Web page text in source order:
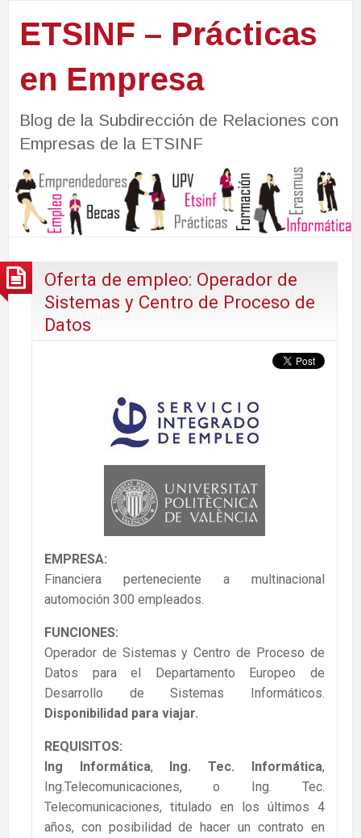
ETSINF – Prácticas
en Empresa
Blog de la Subdirección de Relaciones con
Empresas de la ETSINF
Oferta de empleo: Operador de
Sistemas y Centro de Proceso de
Datos
EMPRESA:
Financiera perteneciente a multinacional
automoción 300 empleados.
FUNCIONES:
Operador de Sistemas y Centro de Proceso de
Datos para el Departamento Europeo de
Desarrollo de Sistemas Informáticos.
Disponibilidad para viajar.
REQUISITOS:
Ing Informática, Ing. Tec. Informática,
Ing.Telecomunicaciones, o Ing. Tec.
Telecomunicaciones, titulado en los últimos 4
años, con posibilidad de hacer un contrato en